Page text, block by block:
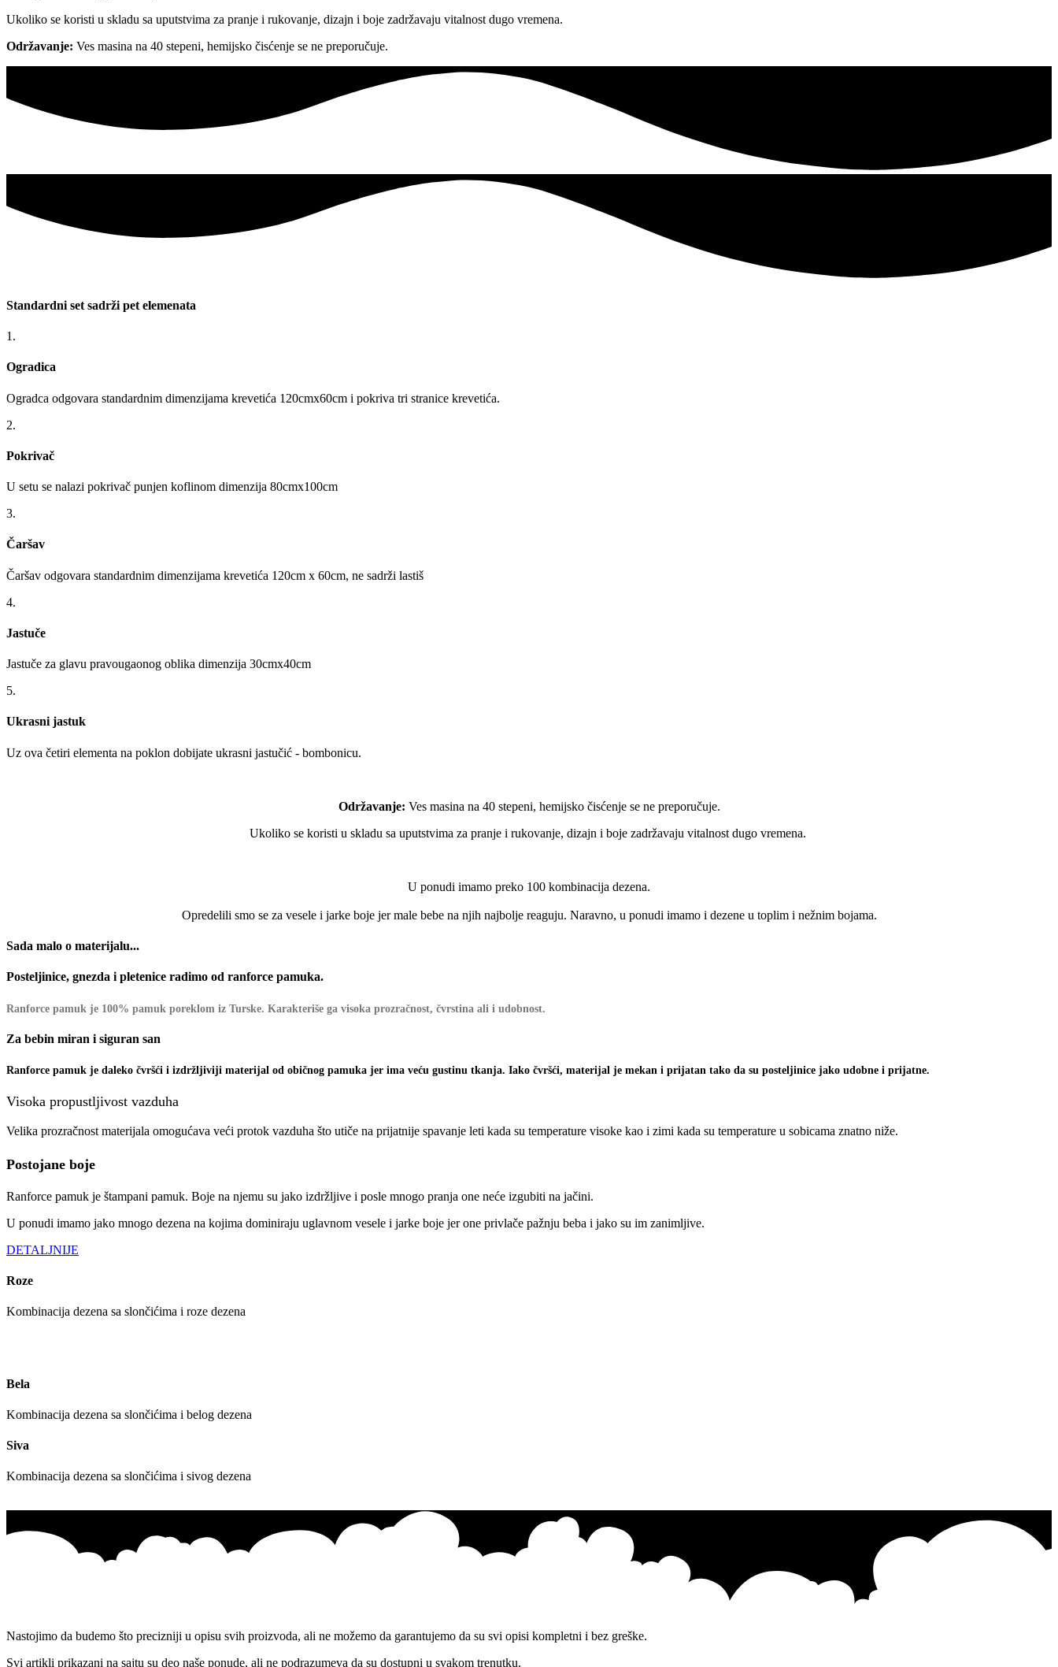
Ukoliko se koristi u skladu sa uputstvima za pranje i rukovanje, dizajn i boje zadržavaju vitalnost dugo vremena.
Održavanje: Ves masina na 40 stepeni, hemijsko čisćenje se ne preporučuje.
Standardni set sadrži pet elemenata
1.
Ogradica
Ogradca odgovara standardnim dimenzijama krevetića 120cmx60cm i pokriva tri stranice krevetića.
2.
Pokrivač
U setu se nalazi pokrivač punjen koflinom dimenzija 80cmx100cm
3.
Čaršav
Čaršav odgovara standardnim dimenzijama krevetića 120cm x 60cm, ne sadrži lastiš
4.
Jastuče
Jastuče za glavu pravougaonog oblika dimenzija 30cmx40cm
5.
Ukrasni jastuk
Uz ova četiri elementa na poklon dobijate ukrasni jastučić - bombonicu.
Održavanje: Ves masina na 40 stepeni, hemijsko čisćenje se ne preporučuje.
Ukoliko se koristi u skladu sa uputstvima za pranje i rukovanje, dizajn i boje zadržavaju vitalnost dugo vremena.
U ponudi imamo preko 100 kombinacija dezena.
Opredelili smo se za vesele i jarke boje jer male bebe na njih najbolje reaguju. Naravno, u ponudi imamo i dezene u toplim i nežnim bojama.
Sada malo o materijalu...
Posteljinice, gnezda i pletenice radimo od ranforce pamuka.
Ranforce pamuk je 100% pamuk poreklom iz Turske. Karakteriše ga visoka prozračnost, čvrstina ali i udobnost.
Za bebin miran i siguran san
Ranforce pamuk je daleko čvršći i izdržljiviji materijal od običnog pamuka jer ima veću gustinu tkanja. Iako čvršći, materijal je mekan i prijatan tako da su posteljinice jako udobne i prijatne.
Visoka propustljivost vazduha
Velika prozračnost materijala omogućava veći protok vazduha što utiče na prijatnije spavanje leti kada su temperature visoke kao i zimi kada su temperature u sobicama znatno niže.
Postojane boje
Ranforce pamuk je štampani pamuk. Boje na njemu su jako izdržljive i posle mnogo pranja one neće izgubiti na jačini.
U ponudi imamo jako mnogo dezena na kojima dominiraju uglavnom vesele i jarke boje jer one privlače pažnju beba i jako su im zanimljive.
DETALJNIJE
Roze
Kombinacija dezena sa slončićima i roze dezena
Bela
Kombinacija dezena sa slončićima i belog dezena
Siva
Kombinacija dezena sa slončićima i sivog dezena
Nastojimo da budemo što precizniji u opisu svih proizvoda, ali ne možemo da garantujemo da su svi opisi kompletni i bez greške.
Svi artikli prikazani na sajtu su deo naše ponude, ali ne podrazumeva da su dostupni u svakom trenutku.